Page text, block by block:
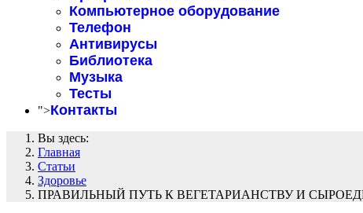
Компьютерное оборудование
Телефон
Антивирусы
Библиотека
Музыка
Тесты
">Контакты
Вы здесь:
Главная
Статьи
Здоровье
ПРАВИЛЬНЫЙ ПУТЬ К ВЕГЕТАРИАНСТВУ И